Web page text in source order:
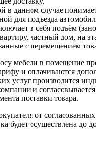
в данном случае
для подъезда
в себя подъём
частный дом, на
с перемещением
мебели в помещение
и оплачиваются
услуг производится
и
поставки товара.
от
будет осуществлена до